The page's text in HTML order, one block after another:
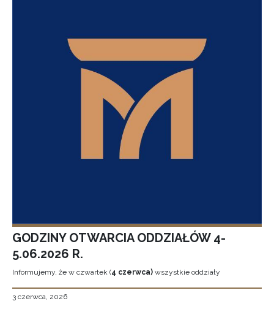
GODZINY OTWARCIA ODDZIAŁÓW 4-
5.06.2026 R.
Informujemy, że w czwartek (4 czerwca) wszystkie oddziały
3 czerwca, 2026